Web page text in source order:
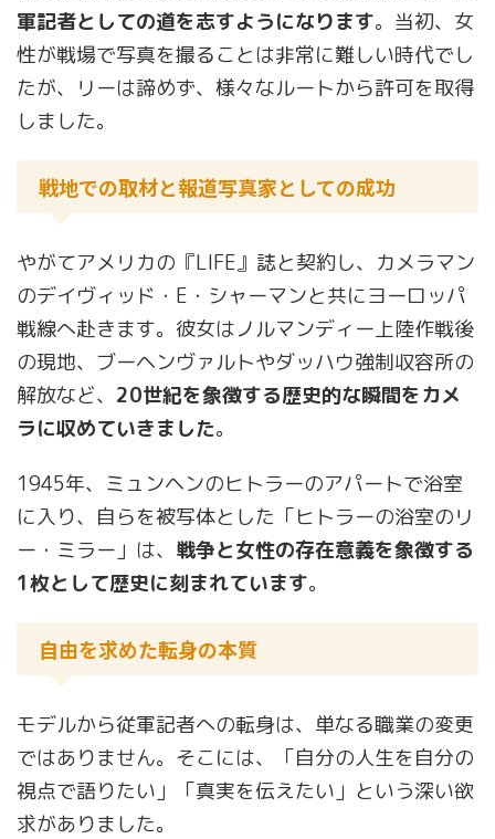
軍記者としての道を志すようになります。当初、女
性が戦場で写真を撮ることは非常に難しい時代でし
たが、リーは諦めず、様々なルートから許可を取得
しました。
戦地での取材と報道写真家としての成功
やがてアメリカの『LIFE』誌と契約し、カメラマン
のデイヴィッド・E・シャーマンと共にヨーロッパ
戦線へ赴きます。彼女はノルマンディー上陸作戦後
の現地、ブーヘンヴァルトやダッハウ強制収容所の
解放など、 20世紀を象徴する歴史的な瞬間をカメ
ラに収めていきました。
1945年、ミュンヘンのヒトラーのアパートで浴室
に入り、自らを被写体とした「ヒトラーの浴室のリ
ー・ミラー」は、 戦争と女性の存在意義を象徴する
1枚として歴史に刻まれています。
自由を求めた転身の本質
モデルから従軍記者への転身は、単なる職業の変更
ではありません。そこには、「自分の人生を自分の
視点で語りたい」「真実を伝えたい」という深い欲
求がありました。